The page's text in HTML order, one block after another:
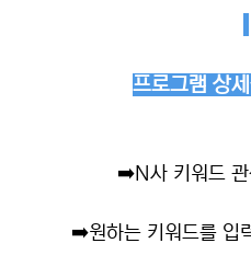
프로그램 상
➡️N사 키워드
➡️원하는 키워드를 입